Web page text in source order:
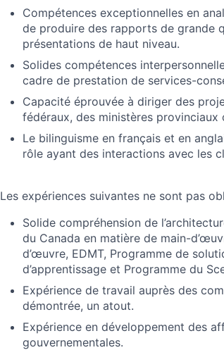
Compétences exceptionnelles en
de produire des rapports de grande
présentations de haut niveau.
Solides compétences
cadre de prestation de services-
Capacité éprouvée à diriger des
fédéraux, des ministères
Le bilinguisme en français et en
rôle ayant des interactions avec les
Les expériences suivantes ne sont pas
Solide compréhension de
du Canada en matière de main-
d’œuvre, EDMT, Programme de
d’apprentissage et Programme du
Expérience de travail auprès des
démontrée, un atout.
Expérience en développement des
gouvernementales.